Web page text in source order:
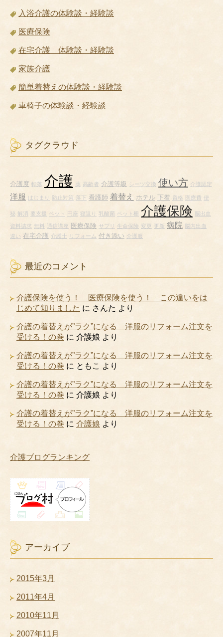
入浴介護の体験談・経験談
医療保険
在宅介護 体験談・経験談
家族介護
簡単着替えの体験談・経験談
車椅子の体験談・経験談
タグクラウド
介護度 転落 介護 薬 高齢者 介護等級 シーツ交換 使い方 介護認定
洋服 はじまり 防止対策 落下 看護師 着替え ホテル 下着 資格 医療費 便
秘 解消 要支援 ベット 円座 寝返り 乳酸菌 ベット柵 介護保険 脳出血
資料請求 無料 通信講座 医療保険 サプリ 生命保険 変更 更新 病院
脳内出血
違い 在宅介護 介護士 リフォーム 付き添い 介護服
最近のコメント
介護保険を使う！ 医療保険を使う！ この違いをは
じめて知りました に さんた より
介護の着替えが”ラク”になる 洋服のリフォーム注文を
受ける！の巻 に 介護娘 より
介護の着替えが”ラク”になる 洋服のリフォーム注文を
受ける！の巻 に ともこ より
介護の着替えが”ラク”になる 洋服のリフォーム注文を
受ける！の巻 に 介護娘 より
介護の着替えが”ラク”になる 洋服のリフォーム注文を
受ける！の巻 に 介護娘 より
介護ブログランキング
アーカイブ
2015年3月
2011年4月
2010年11月
2007年11月